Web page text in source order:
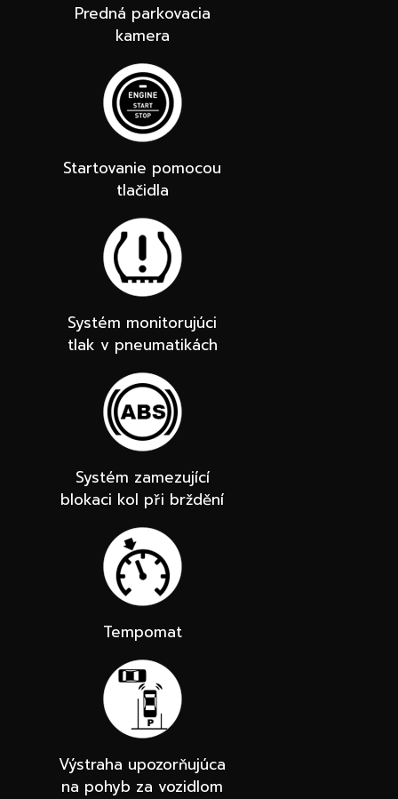
Predná parkovacia
kamera
Startovanie pomocou
tlačidla
Systém monitorujúci
tlak v pneumatikách
Systém zamezující
blokaci kol při brždění
Tempomat
Výstraha upozorňujúca
na pohyb za vozidlom